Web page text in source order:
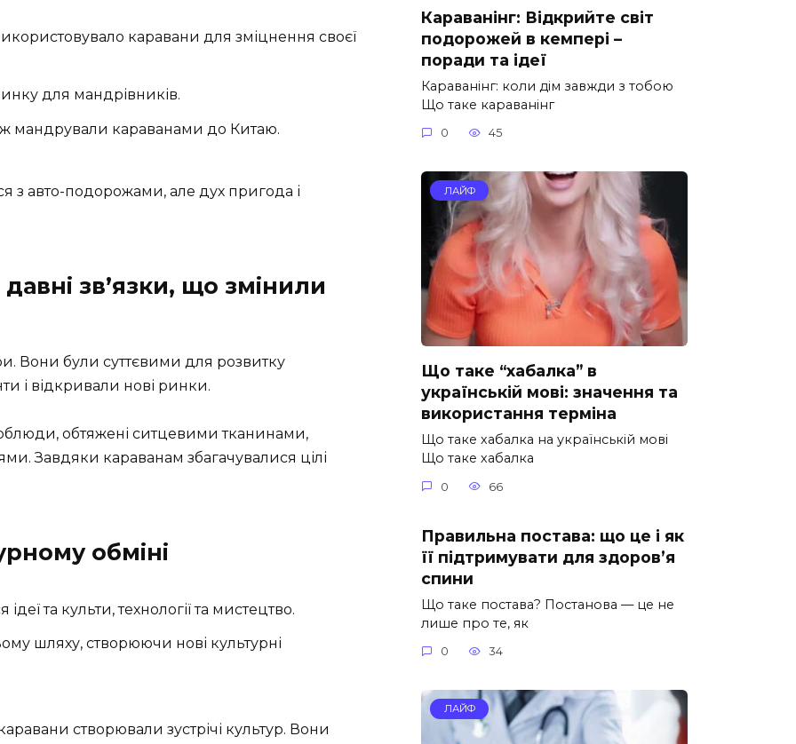
каравани для зміцнення своєї
для мандрівників.
мандрували караванами до Китаю.
з авто-подорожами, але дух пригода і
зв’язки, що змінили
Вони були суттєвими для розвитку
і відкривали нові ринки.
обтяжені ситцевими тканинами,
Завдяки караванам збагачувалися цілі
обміні
та культи, технології та мистецтво.
шляху, створюючи нові культурні
створювали зустрічі культур. Вони
Караванінг: Відкрийте світ
подорожей в кемпері –
поради та ідеї
Караванінг: коли дім завжди з тобою
Що таке караванінг
0 45
ЛАЙФ
Що таке “хабалка” в
українській мові: значення та
використання терміна
Що таке хабалка на українській мові
Що таке хабалка
0 66
Правильна постава: що це і як
її підтримувати для здоров’я
спини
Що таке постава? Постанова — це не
лише про те, як
0 34
ЛАЙФ